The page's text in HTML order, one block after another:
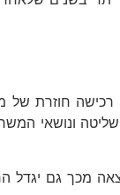
רכישה חוזרת
ונושאי
מכך גם יגדל